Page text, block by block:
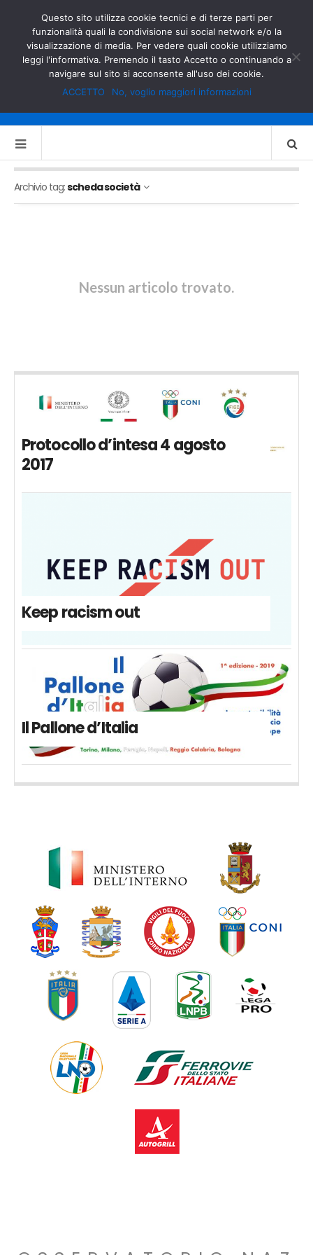
MINISTERO DELL’INTERNO
GOVERNO.IT
Archivio tag:scheda società
Nessun articolo trovato.
Protocollo d’intesa 4 agosto
2017
Keep racism out
Il Pallone d’Italia
Questo sito utilizza cookie tecnici e di terze parti per
funzionalità quali la condivisione sui social network e/o la
visualizzazione di media. Per vedere quali cookie utilizziamo
leggi l'informativa. Premendo il tasto Accetto o continuando a
navigare sul sito si acconsente all'uso dei cookie.
ACCETTO
No, voglio maggiori informazioni